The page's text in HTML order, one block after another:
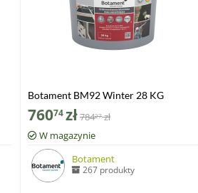
Botament BM92 Winter 28 KG
76074zł78427 zł
W magazynie
Botament
267 produkty